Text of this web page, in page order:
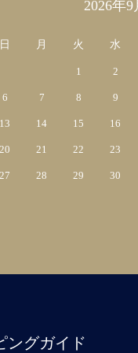
2026年9
日 月 火 水
1 2
6 7 8 9
13 14 15 16
20 21 22 23
27 28 29 30
ングガイド